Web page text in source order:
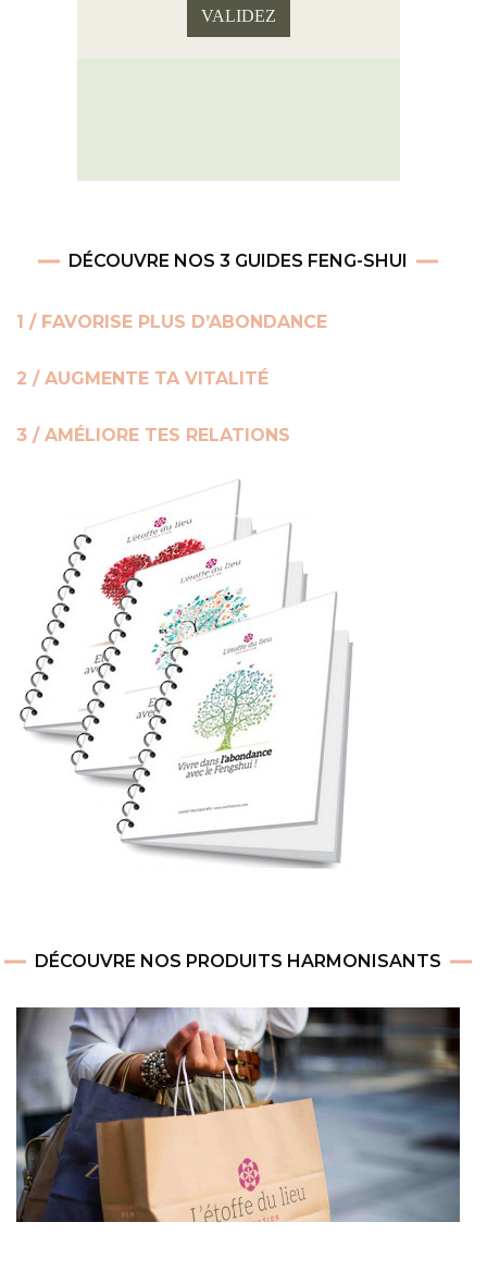
DÉCOUVRE NOS 3 GUIDES FENG-SHUI
1 / FAVORISE PLUS D’ABONDANCE
2 / AUGMENTE TA VITALITÉ
3 / AMÉLIORE TES RELATIONS
DÉCOUVRE NOS PRODUITS HARMONISANTS